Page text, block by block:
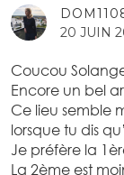
20 JUIN
Coucou
Encore un bel
Ce lieu semble
lorsque tu dis
Je préfère la
La 2ème est